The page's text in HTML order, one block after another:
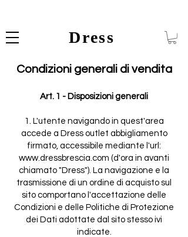
Dress
Condizioni generali di vendita
Art. 1 - Disposizioni generali
1. L'utente navigando in quest'area
accede a Dress outlet abbigliamento
firmato, accessibile mediante l'url:
www.dressbrescia.com (d'ora in avanti
chiamato "Dress"). La navigazione e la
trasmissione di un ordine di acquisto sul
sito comportano l'accettazione delle
Condizioni e delle Politiche di Protezione
dei Dati adottate dal sito stesso ivi
indicate.